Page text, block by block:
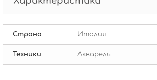
Страна Италия
Техники Акварель